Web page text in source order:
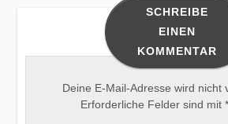
SCHREIBE
EINEN
KOMMENTAR
Deine E-Mail-Adresse wird nicht
Erforderliche Felder sind mit *